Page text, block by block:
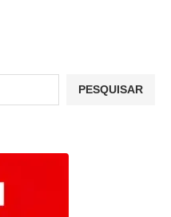
PESQUISAR